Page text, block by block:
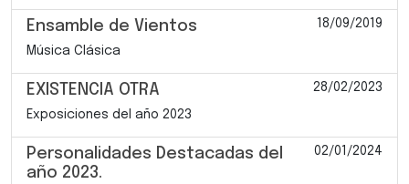
Ensamble de Vientos 18/09/2019
Música Clásica
EXISTENCIA OTRA 28/02/2023
Exposiciones del año 2023
Personalidades Destacadas del
año 2023.
02/01/2024